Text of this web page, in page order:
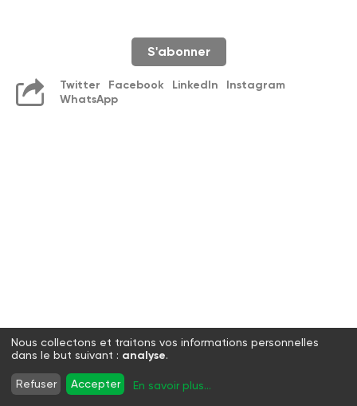
S'abonner
Twitter Facebook LinkedIn
Instagram
WhatsApp
Nous collectons et traitons vos informations personnelles
dans le but suivant : analyse.
Refuser Accepter En savoir plus...